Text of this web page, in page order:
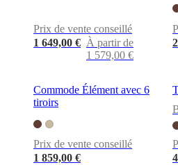
Prix de vente conseillé
1 649,00 € À partir de
1 579,00 €
Commode Élément avec 6
tiroirs
Prix de vente conseillé
1 859,00 €